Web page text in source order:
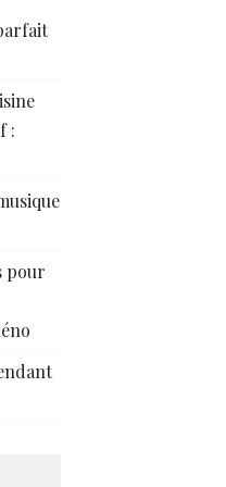
:
pour